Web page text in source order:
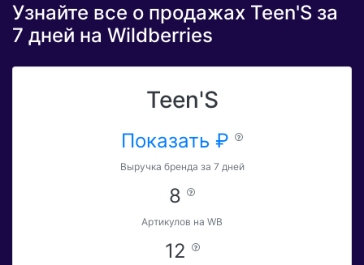
Узнайте все о продажах Teen'S за
7 дней на Wildberries
Teen'S
Показать ₽
Выручка бренда за 7 дней
8
Артикулов на WB
12